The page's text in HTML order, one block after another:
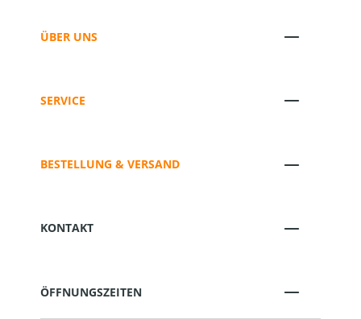
ÜBER UNS
SERVICE
BESTELLUNG & VERSAND
KONTAKT
ÖFFNUNGSZEITEN